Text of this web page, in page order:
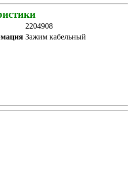
2204908
Зажим кабельный